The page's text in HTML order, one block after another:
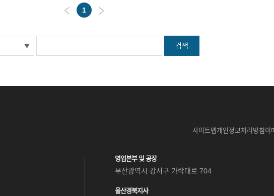
1
사이트맵개인정보처리방침 이
영업본부 및 공장
부산광역시 강서구 가락대로 704
울산경북지사